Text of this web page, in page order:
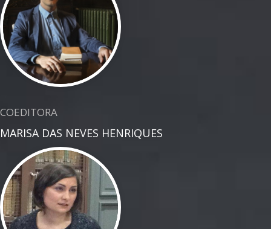
COEDITORA
MARISA DAS NEVES HENRIQUES